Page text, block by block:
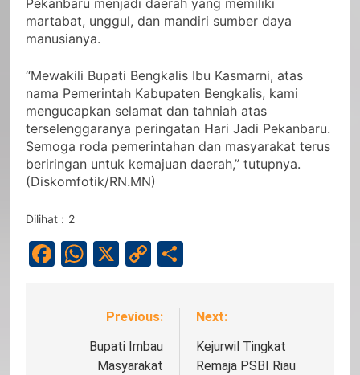
Pekanbaru menjadi daerah yang memiliki
martabat, unggul, dan mandiri sumber daya
manusianya.
“Mewakili Bupati Bengkalis Ibu Kasmarni, atas
nama Pemerintah Kabupaten Bengkalis, kami
mengucapkan selamat dan tahniah atas
terselenggaranya peringatan Hari Jadi Pekanbaru.
Semoga roda pemerintahan dan masyarakat terus
beriringan untuk kemajuan daerah,” tutupnya.
(Diskomfotik/RN.MN)
Dilihat : 2
Facebook
WhatsApp
X
Copy
NavigasiPrevious:
Bupati Imbau
Masyarakat
Next:
Kejurwil Tingkat
Remaja PSBI Riau